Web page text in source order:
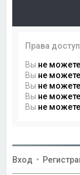
Права
Вы не можете
Вы не можете
Вы не можете
Вы не можете
Вы не можете
Вход •